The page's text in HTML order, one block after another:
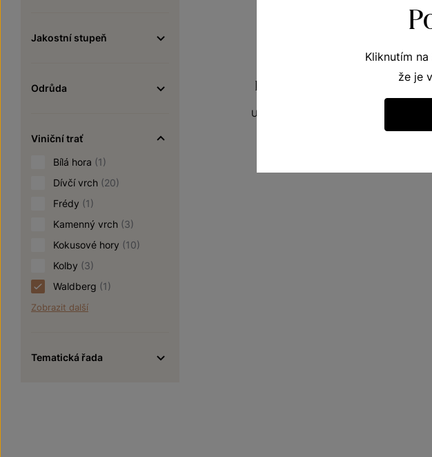
Jakostní stupeň
Odrůda
Viniční trať
Bílá hora (1)
Dívčí vrch (20)
Frédy (1)
Kamenný vrch (3)
Kokusové hory (10)
Kolby (3)
Waldberg (1)
Zobrazit další
Tematická řada
Rulandské bílé
Unikátní archivní vína
Kliknutím
že je